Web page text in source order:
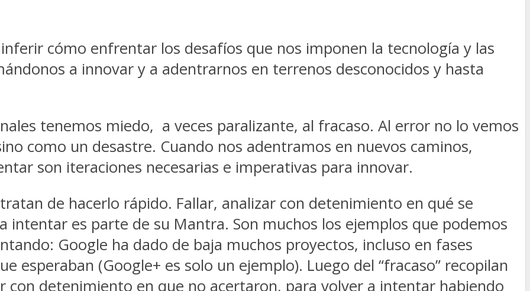
cómo enfrentar los desafíos que nos imponen la tecnología y las
a innovar y a adentrarnos en terrenos desconocidos y hasta
tenemos miedo, a veces paralizante, al fracaso. Al error no lo vemos
como un desastre. Cuando nos adentramos en nuevos caminos,
son iteraciones necesarias e imperativas para innovar.
de hacerlo rápido. Fallar, analizar con detenimiento en qué se
intentar es parte de su Mantra. Son muchos los ejemplos que podemos
Google ha dado de baja muchos proyectos, incluso en fases
esperaban (Google+ es solo un ejemplo). Luego del “fracaso” recopilan
detenimiento en que no acertaron, para volver a intentar habiendo